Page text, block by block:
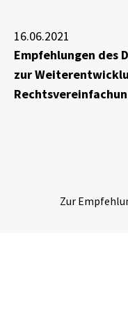
16.06.2021
Empfehlungen des
zur
Zur